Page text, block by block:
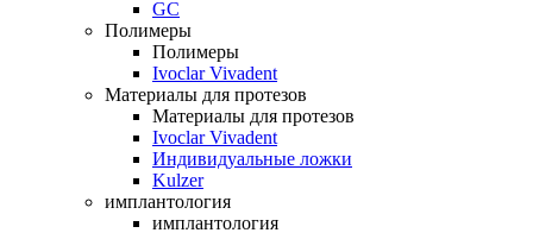
GC
Полимеры
Полимеры
Ivoclar Vivadent
Материалы для протезов
Материалы для протезов
Ivoclar Vivadent
Индивидуальные ложки
Kulzer
имплантология
имплантология